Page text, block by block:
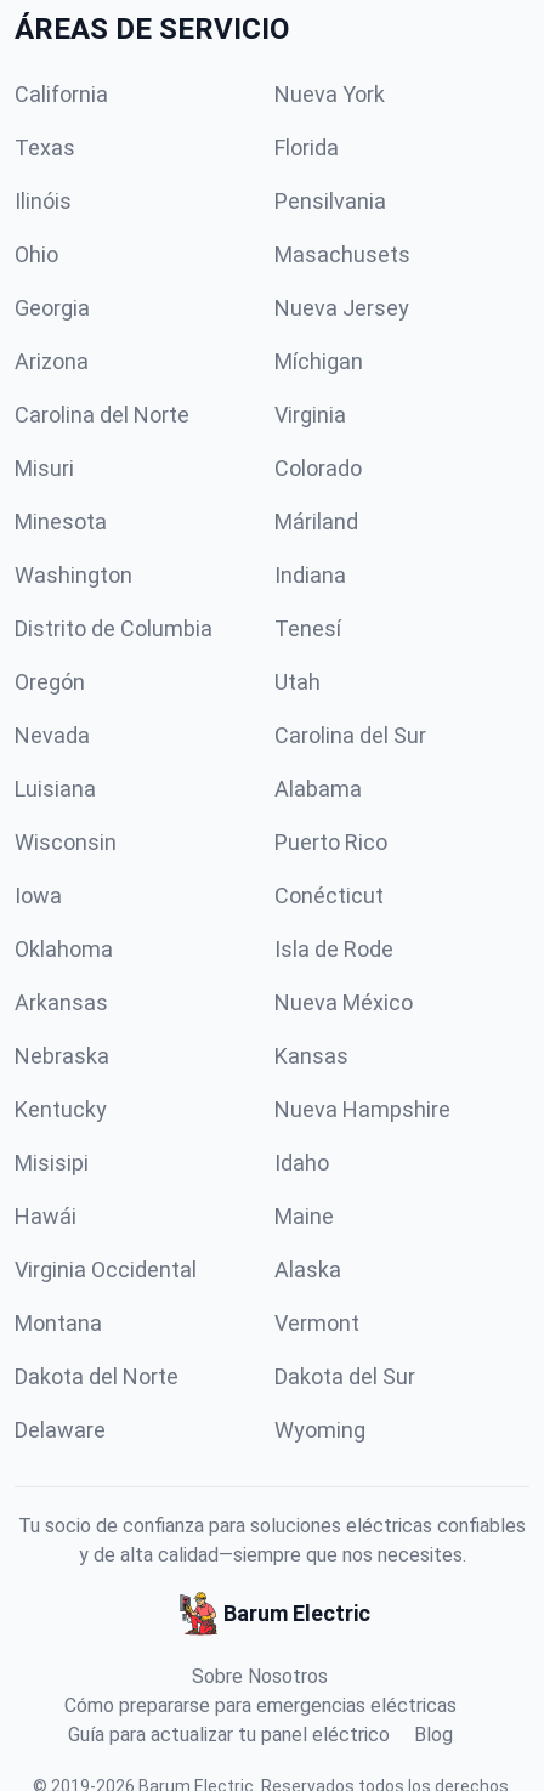
ÁREAS DE SERVICIO
California Nueva York
Texas Florida
Ilinóis Pensilvania
Ohio Masachusets
Georgia Nueva Jersey
Arizona Míchigan
Carolina del Norte Virginia
Misuri Colorado
Minesota Máriland
Washington Indiana
Distrito de Columbia Tenesí
Oregón Utah
Nevada Carolina del Sur
Luisiana Alabama
Wisconsin Puerto Rico
Iowa Conécticut
Oklahoma Isla de Rode
Arkansas Nueva México
Nebraska Kansas
Kentucky Nueva Hampshire
Misisipi Idaho
Hawái Maine
Virginia Occidental Alaska
Montana Vermont
Dakota del Norte Dakota del Sur
Delaware Wyoming
Tu socio de confianza para soluciones eléctricas confiables
y de alta calidad—siempre que nos necesites.
Barum Electric
Sobre Nosotros
Cómo prepararse para emergencias eléctricas
Guía para actualizar tu panel eléctrico
Blog
© 2019-2026 Barum Electric Reservados todos los derechos.